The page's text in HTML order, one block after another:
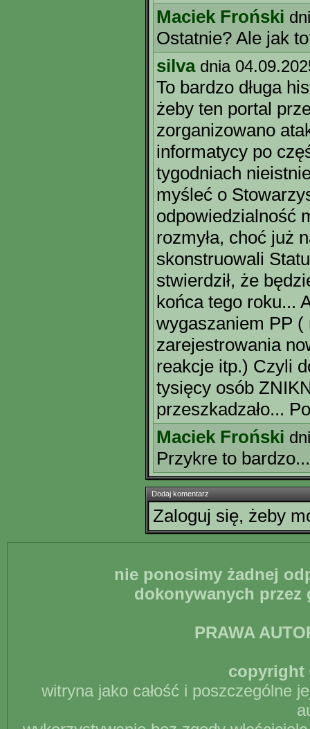
Maciek Froński
Ostatnie? Ale jak
silva dnia
To bardzo długa
żeby ten portal
zorganizowano
informatycy po
tygodniach
myśleć o
odpowiedzialność
rozmyła, choć już
skonstruowali
stwierdził, że
końca tego roku...
wygaszaniem PP (
zarejestrowania
reakcje itp.) Czyli
tysięcy osób
przeszkadzało...
Maciek Froński
Przykre to bardzo...
Dodaj komentarz
Zaloguj się, żeby
nie ponosimy żadnej
dokonywanych
PRAWA
copyright
witryna jako całość i poszczególne